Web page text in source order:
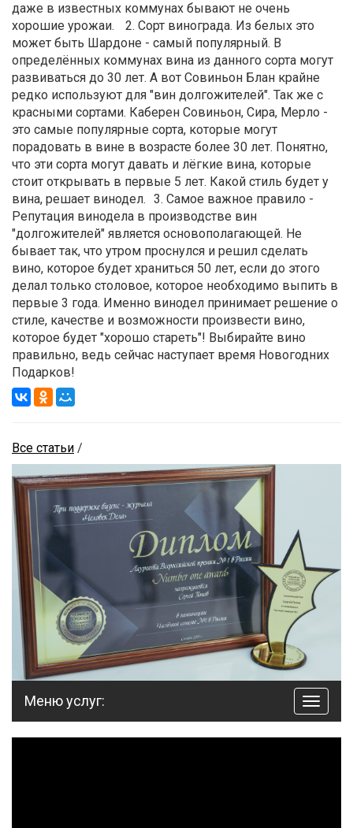
даже в известных коммунах бывают не очень
хорошие урожаи. 2. Сорт винограда. Из белых это
может быть Шардоне - самый популярный. В
определённых коммунах вина из данного сорта могут
развиваться до 30 лет. А вот Совиньон Блан крайне
редко используют для "вин долгожителей". Так же с
красными сортами. Каберен Совиньон, Сира, Мерло -
это самые популярные сорта, которые могут
порадовать в вине в возрасте более 30 лет. Понятно,
что эти сорта могут давать и лёгкие вина, которые
стоит открывать в первые 5 лет. Какой стиль будет у
вина, решает винодел. 3. Самое важное правило -
Репутация винодела в производстве вин
"долгожителей" является основополагающей. Не
бывает так, что утром проснулся и решил сделать
вино, которое будет храниться 50 лет, если до этого
делал только столовое, которое необходимо выпить в
первые 3 года. Именно винодел принимает решение о
стиле, качестве и возможности произвести вино,
которое будет "хорошо стареть"! Выбирайте вино
правильно, ведь сейчас наступает время Новогодних
Подарков!
Все статьи /
по
сайту
Меню услуг: